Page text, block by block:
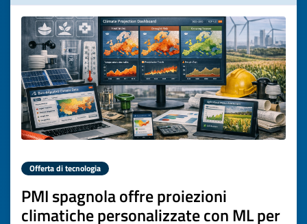
Offerta di tecnologia
PMI spagnola offre proiezioni
climatiche personalizzate con ML per